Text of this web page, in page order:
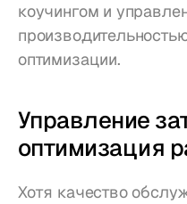
коучингом и
оптимизации.
Управление
оптимизация
Хотя качество